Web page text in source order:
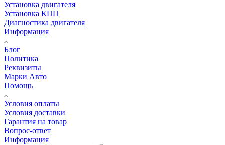
Установка двигателя
Установка КПП
Диагностика двигателя
Информация
Блог
Политика
Реквизиты
Марки Авто
Помощь
Условия оплаты
Условия доставки
Гарантия на товар
Вопрос-ответ
Информация